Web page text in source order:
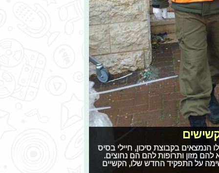
בקבוצת סיכון, חיילי בסיס
להם מזון ותרופות להם הם נחוצים.
על התפקיד החדש שלו, הקשיים
חינם לישראל